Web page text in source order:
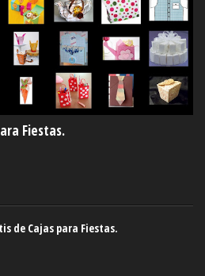
Fiestas.
de Cajas para Fiestas.